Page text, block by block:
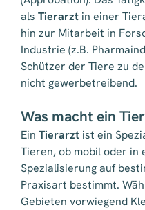
als Tierarzt in einer
hin zur Mitarbeit in
Industrie (z.B.
Schützer der Tiere zu
nicht gewerbetreibend.
Was macht ein
Ein Tierarzt ist ein
Tieren, ob mobil oder in
Spezialisierung auf
Praxisart bestimmt.
Gebieten vorwiegend